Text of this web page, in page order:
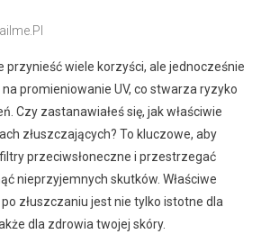
przynieść wiele korzyści, ale jednocześnie
promieniowanie UV, co stwarza ryzyko
Czy zastanawiałeś się, jak właściwie
złuszczających? To kluczowe, aby
przeciwsłoneczne i przestrzegać
nieprzyjemnych skutków. Właściwe
złuszczaniu jest nie tylko istotne dla
dla zdrowia twojej skóry.